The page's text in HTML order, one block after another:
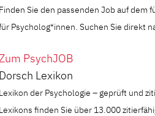
Sie den passenden Job auf dem
Psycholog*innen. Suchen Sie direkt
PsychJOB
Lexikon
der Psychologie – geprüft und
finden Sie über 13.000